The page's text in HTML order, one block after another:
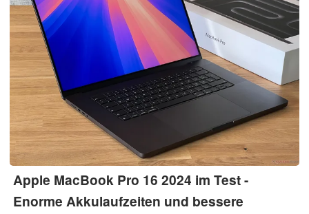
Apple MacBook Pro 16 2024 im Test -
Enorme Akkulaufzeiten und bessere